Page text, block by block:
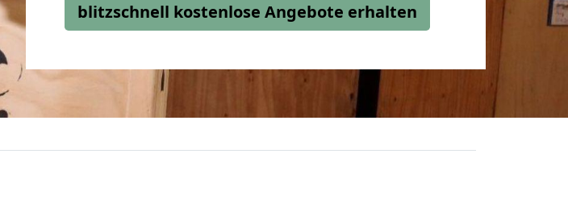
blitzschnell kostenlose Angebote erhalten